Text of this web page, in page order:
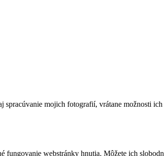
mojich fotografií, vrátane možnosti
fungovanie webstránky hnutia. Môžete ich